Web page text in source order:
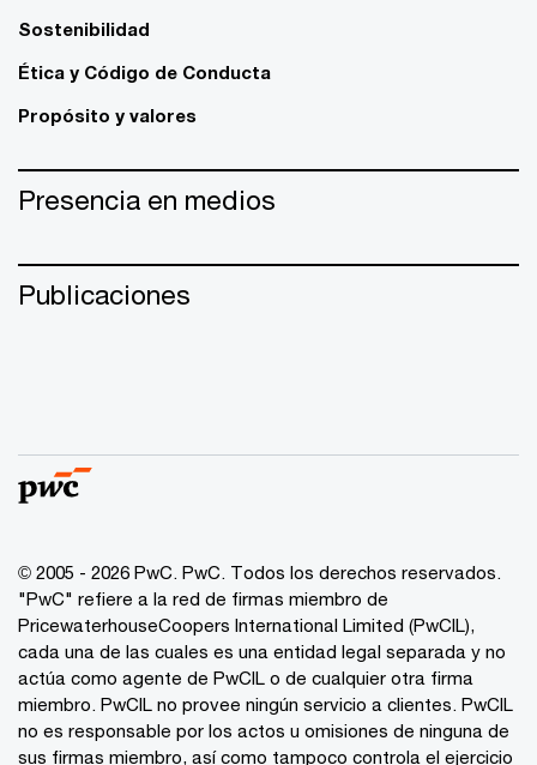
Sostenibilidad
Ética y Código de Conducta
Propósito y valores
Presencia en medios
Publicaciones
© 2005 - 2026 PwC. PwC. Todos los derechos reservados.
"PwC" refiere a la red de firmas miembro de
PricewaterhouseCoopers International Limited (PwCIL),
cada una de las cuales es una entidad legal separada y no
actúa como agente de PwCIL o de cualquier otra firma
miembro. PwCIL no provee ningún servicio a clientes. PwCIL
no es responsable por los actos u omisiones de ninguna de
sus firmas miembro, así como tampoco controla el ejercicio